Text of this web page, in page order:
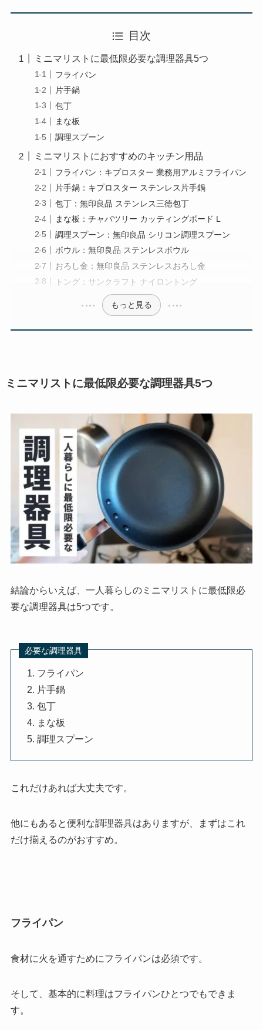
目次
ミニマリストに最低限必要な調理器具5つ
フライパン
片手鍋
包丁
まな板
調理スプーン
ミニマリストにおすすめのキッチン用品
フライパン：キプロスター 業務用アルミフライパン
片手鍋：キプロスター ステンレス片手鍋
包丁：無印良品 ステンレス三徳包丁
まな板：チャバツリー カッティングボード L
調理スプーン：無印良品 シリコン調理スプーン
ボウル：無印良品 ステンレスボウル
おろし金：無印良品 ステンレスおろし金
トング：サンクラフト ナイロントング
もっと見る
ミニマリストに最低限必要な調理器具5つ
結論からいえば、一人暮らしのミニマリストに最低限必
要な調理器具は5つです。
必要な調理器具
フライパン
片手鍋
包丁
まな板
調理スプーン
これだけあれば大丈夫です。
他にもあると便利な調理器具はありますが、まずはこれ
だけ揃えるのがおすすめ。
フライパン
食材に火を通すためにフライパンは必須です。
そして、基本的に料理はフライパンひとつでもできま
す。